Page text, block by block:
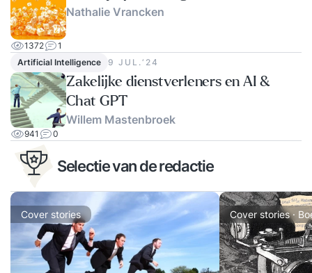
Nathalie Vrancken
1372
1
Artificial Intelligence
9 JUL.‘24
Zakelijke dienstverleners en AI &
Chat GPT
Willem Mastenbroek
941 0
Selectie van de redactie
Cover stories Cover stories ·